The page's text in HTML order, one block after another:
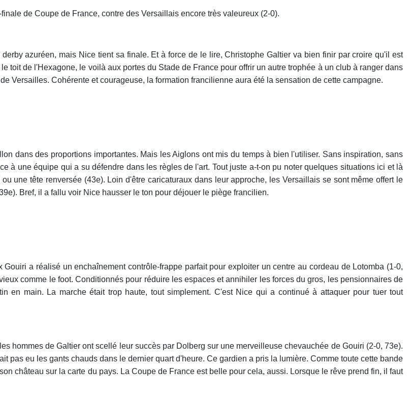
de Coupe de France, contre des Versaillais encore très valeureux (2-0).
azuréen, mais Nice tient sa finale. Et à force de le lire, Christophe Galtier va bien finir par croire qu'il est
toit de l'Hexagone, le voilà aux portes du Stade de France pour offrir un autre trophée à un club à ranger dans
Versailles. Cohérente et courageuse, la formation francilienne aura été la sensation de cette campagne.
dans des proportions importantes. Mais les Aiglons ont mis du temps à bien l'utiliser. Sans inspiration, sans
à une équipe qui a su défendre dans les règles de l'art. Tout juste a-t-on pu noter quelques situations ici et là
une tête renversée (43e). Loin d'être caricaturaux dans leur approche, les Versaillais se sont même offert le
Bref, il a fallu voir Nice hausser le ton pour déjouer le piège francilien.
a réalisé un enchaînement contrôle-frappe parfait pour exploiter un centre au cordeau de Lotomba (1-0,
comme le foot. Conditionnés pour réduire les espaces et annihiler les forces du gros, les pensionnaires de
en main. La marche était trop haute, tout simplement. C'est Nice qui a continué à attaquer pour tuer tout
hommes de Galtier ont scellé leur succès par Dolberg sur une merveilleuse chevauchée de Gouiri (2-0, 73e).
pas eu les gants chauds dans le dernier quart d'heure. Ce gardien a pris la lumière. Comme toute cette bande
château sur la carte du pays. La Coupe de France est belle pour cela, aussi. Lorsque le rêve prend fin, il faut